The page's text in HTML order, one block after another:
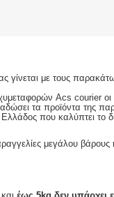
γίνεται με τους
Acs courier οι
τα προϊόντα της
Ελλάδος που καλύπτει το
μεγάλου βάρους